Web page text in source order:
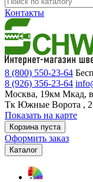
Контакты
8 (800) 550-23-64
8 (926) 356-23-64
Москва, 19км Мкад,
Тк Южные Ворота ,
Показать на карте
Корзина пуста
Оформить заказ
Каталог